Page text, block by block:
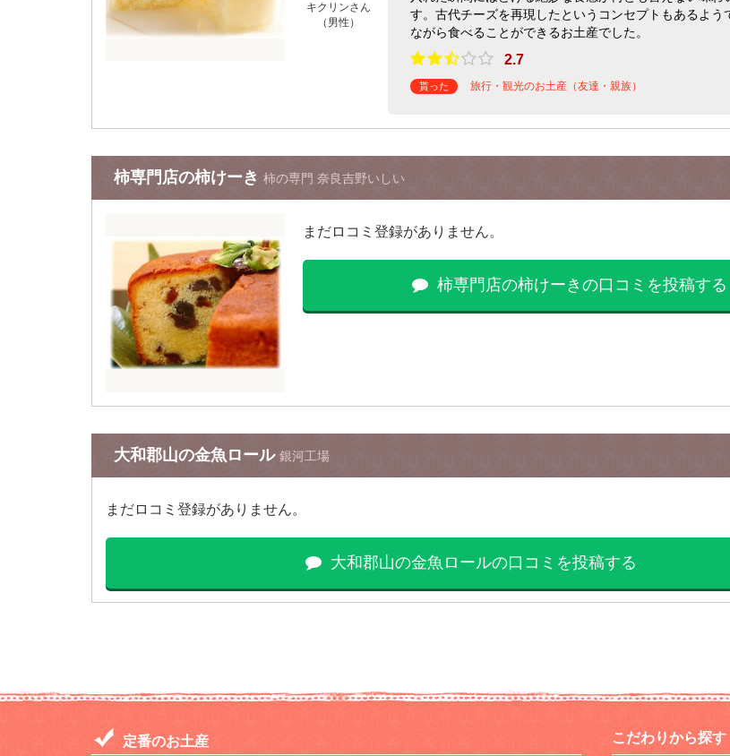
キクリンさん
（男性）
す。古代チーズを再現したというコンセプトもあるよう
ながら食べることができるお土産でした。
2.7
貰った 旅行・観光のお土産（友達・親族）
柿専門店の柿けーき 柿の専門 奈良吉野いしい
まだロコミ登録がありません。
柿専門店の柿けーきの口コミを投稿する
大和郡山の金魚ロール 銀河工場
まだロコミ登録がありません。
大和郡山の金魚ロールの口コミを投稿する
定番のお土産 こだわりから探す